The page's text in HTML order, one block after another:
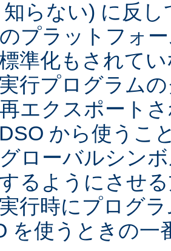
らない) に反
プラットフォ
準化もされて
行プログラム
エクスポート
から使うこ
ローバルシン
るようにさせ
行時にプログ
を使うときの一